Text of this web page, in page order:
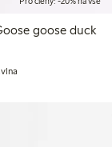
goose duck
Kč